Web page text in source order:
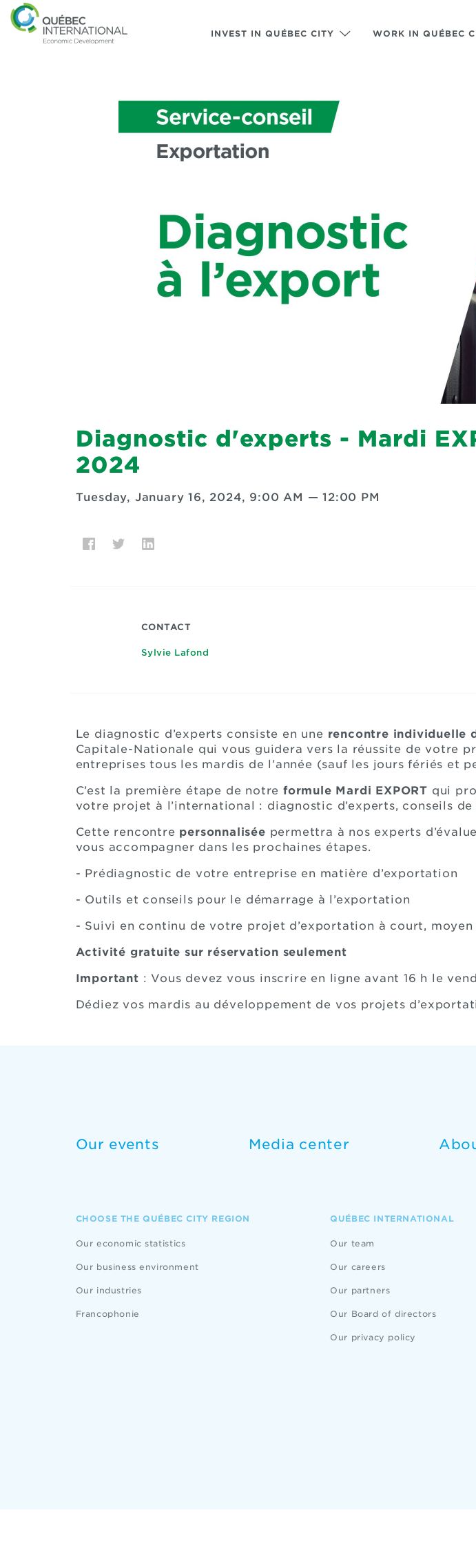
INVEST IN QUÉBEC CITY WORK IN QUÉBEC
Diagnostic d'experts - Mardi
2024
Tuesday, January 16, 2024, 9:00 AM —12:00 PM
CONTACT
Sylvie Lafond
Le diagnostic d’experts consiste en une rencontre individuelle
Capitale-Nationale qui vous guidera vers la réussite de votre
entreprises tous les mardis de l’année (sauf les jours fériés et
C’est la première étape de notre formule Mardi EXPORT qui
votre projet à l’international : diagnostic d’experts, conseils
Cette rencontre personnalisée permettra à nos experts
vous accompagner dans les prochaines étapes.
- Prédiagnostic de votre entreprise en matière d’exportation
- Outils et conseils pour le démarrage à l’exportation
- Suivi en continu de votre projet d’exportation à court,
Activité gratuite sur réservation seulement
Important : Vous devez vous inscrire en ligne avant 16 h le
Dédiez vos mardis au développement de vos projets
Our events Media center
CHOOSE THE QUÉBEC CITY REGION
Our economic statistics
Our business environment
Our industries
Francophonie
QUÉBEC INTERNATIONAL
Our team
Our careers
Our partners
Our Board of directors
Our privacy policy